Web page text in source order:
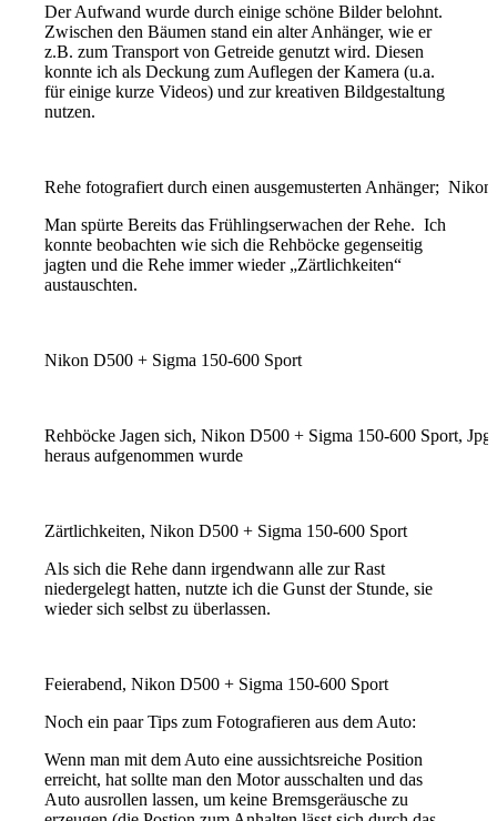
Der Aufwand wurde durch einige schöne Bilder belohnt.
Zwischen den Bäumen stand ein alter Anhänger, wie er
z.B. zum Transport von Getreide genutzt wird. Diesen
konnte ich als Deckung zum Auflegen der Kamera (u.a.
für einige kurze Videos) und zur kreativen Bildgestaltung
nutzen.
Rehe fotografiert durch einen ausgemusterten Anhänger;
Man spürte Bereits das Frühlingserwachen der Rehe. Ich
konnte beobachten wie sich die Rehböcke gegenseitig
jagten und die Rehe immer wieder „Zärtlichkeiten“
austauschten.
Nikon D500 + Sigma 150-600 Sport
Rehböcke Jagen sich, Nikon D500 + Sigma 150-600 Sport,
heraus aufgenommen wurde
Zärtlichkeiten, Nikon D500 + Sigma 150-600 Sport
Als sich die Rehe dann irgendwann alle zur Rast
niedergelegt hatten, nutzte ich die Gunst der Stunde, sie
wieder sich selbst zu überlassen.
Feierabend, Nikon D500 + Sigma 150-600 Sport
Noch ein paar Tips zum Fotografieren aus dem Auto:
Wenn man mit dem Auto eine aussichtsreiche Position
erreicht, hat sollte man den Motor ausschalten und das
Auto ausrollen lassen, um keine Bremsgeräusche zu